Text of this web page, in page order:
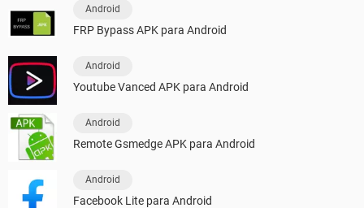
Android
FRP Bypass APK para Android
Android
Youtube Vanced APK para Android
Android
Remote Gsmedge APK para Android
Android
Facebook Lite para Android